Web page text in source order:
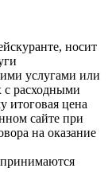
носит
услугами или
с расходными
итоговая цена
сайте при
на оказание